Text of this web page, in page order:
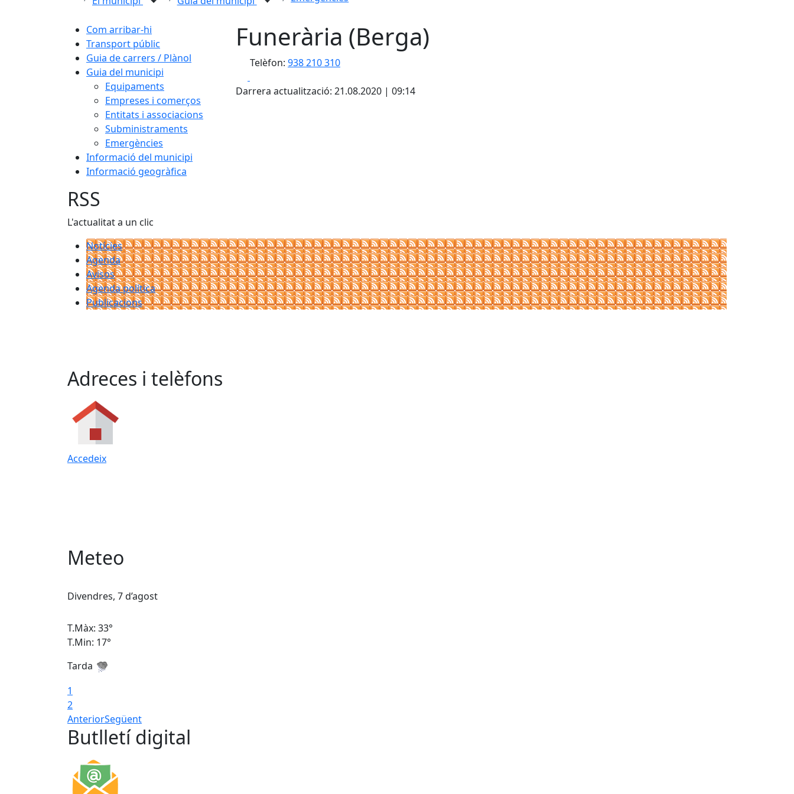
Com arribar-hi
Transport públic
Guia de carrers / Plànol
Guia del municipi
Equipaments
Empreses i comerços
Entitats i associacions
Subministraments
Emergències
Informació del municipi
Informació geogràfica
Funerària (Berga)
Telèfon: 938 210 310
Darrera actualització: 21.08.2020 | 09:14
RSS
L'actualitat a un clic
Notícies
Agenda
Avisos
Agenda política
Publicacions
Adreces i telèfons
Accedeix
Meteo
Divendres, 7 d’agost
T.Màx: 33°
T.Min: 17°
Tarda
1
2
AnteriorSegüent
Butlletí digital